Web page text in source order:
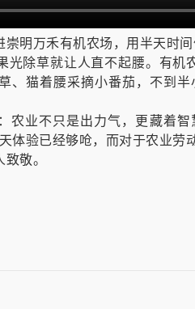
崇明万禾有机农场，用半天时
光除草就让人直不起腰。有
、猫着腰采摘小番茄，不到
农业不只是出力气，更藏着
体验已经够呛，而对于农业劳
敬。